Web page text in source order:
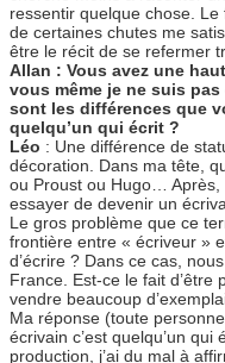
ressentir quelque chose.
de certaines chutes me
être le récit de se refermer
Allan : Vous avez une
vous même je ne suis
sont les différences que
quelqu’un qui écrit ?
Léo : Une différence de
décoration. Dans ma tête,
ou Proust ou Hugo… Après,
essayer de devenir un
Le gros problème que ce
frontière entre « écriveur »
d’écrire ? Dans ce cas,
France. Est-ce le fait d’être
vendre beaucoup
Ma réponse (toute
écrivain c’est quelqu’un
production, j’ai du mal à